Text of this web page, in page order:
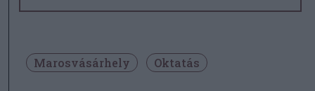
Marosvásárhely Oktatás